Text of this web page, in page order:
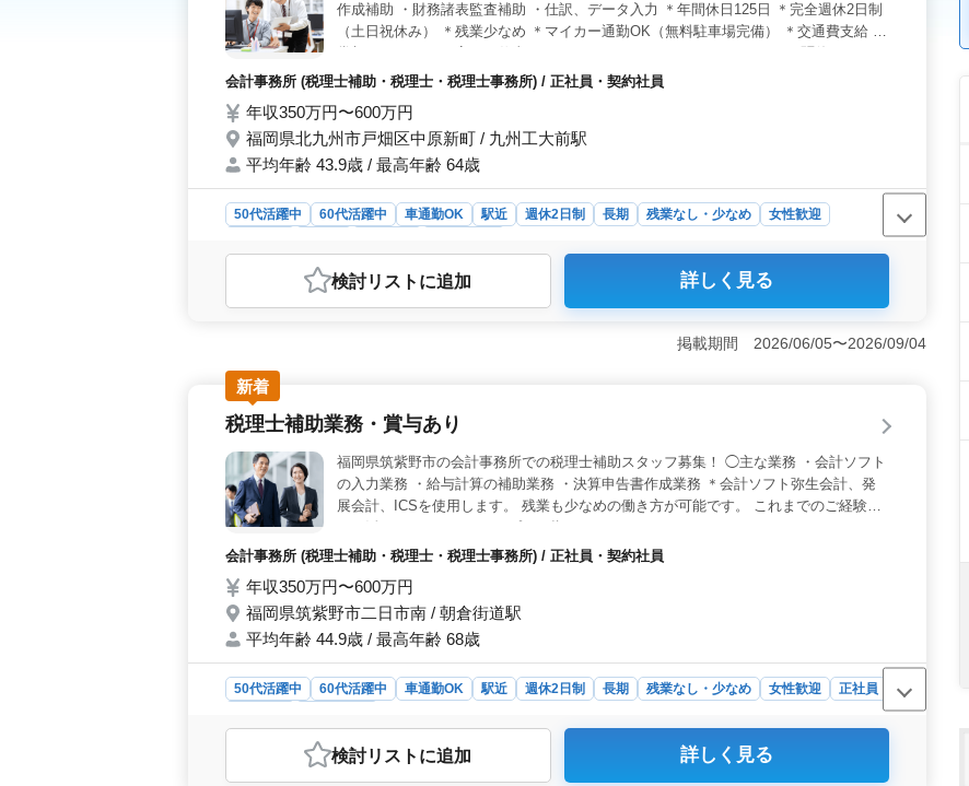
作成補助 ・財務諸表監査補助 ・仕訳、データ入力 ＊年間休日125日 ＊完全週休2日制
（土日祝休み） ＊残業少なめ ＊マイカー通勤OK（無料駐車場完備） ＊交通費支給 ＊
挑戦してみてください！
会計事務所 (税理士補助・税理士・税理士事務所) / 正社員・契約社員
年収350万円〜600万円
福岡県北九州市戸畑区中原新町 / 九州工大前駅
平均年齢 43.9歳 / 最高年齢 64歳
50代活躍中 60代活躍中 車通勤OK 駅近 週休2日制 長期 残業なし・少なめ
女性歓迎
おすすめポイント
＜年間休日125日×土日祝休み＞ 年間休日125日で完全週休2日制（土日祝休み）のため、しっ
会計経験を活かして挑戦＞ 法人税・所得税・相続税の申告書作成補助や財務諸表監査補助、仕
す。 ＜通勤安心＋充実待遇＞ 車通勤が可能で、交通費支給もあり通勤負担を抑えられる環
境です。賞与や社会保険など福利厚生も整っており、安心して長く働ける環境です。
検討リスト に追加 詳しく見る
掲載期間 2026/06/05〜2026/09/04
新着
税理士補助業務・賞与あり
福岡県筑紫野市の会計事務所での税理士補助スタッフ募集！ ◯主な業務 ・会計ソフト
の入力業務 ・給与計算の補助業務 ・決算申告書作成業務 ＊会計ソフト弥生会計、発
展会計、ICSを使用します。 残業も少なめの働き方が可能です。 これまでのご経験を
会計事務所 (税理士補助・税理士・税理士事務所) / 正社員・契約社員
年収350万円〜600万円
福岡県筑紫野市二日市南 / 朝倉街道駅
平均年齢 44.9歳 / 最高年齢 68歳
50代活躍中 60代活躍中 車通勤OK 駅近 週休2日制 長期 残業なし・少なめ 女性歓迎
正社員
おすすめポイント
＜多様な業務内容＞ 税理士補助業務として、会計ソフトの入力業務、給与計算の補助業務、決
検討リスト に追加 詳しく見る